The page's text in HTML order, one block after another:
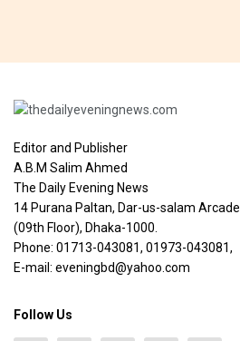
Editor and Publisher
A.B.M Salim Ahmed
The Daily Evening News
14 Purana Paltan, Dar-us-salam Arcade
(09th Floor), Dhaka-1000.
Phone: 01713-043081, 01973-043081,
E-mail: eveningbd@yahoo.com
Follow Us